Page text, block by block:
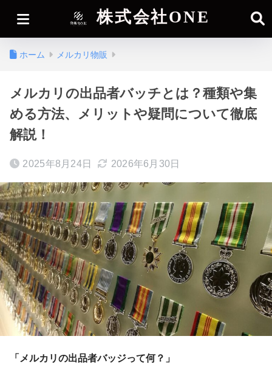
株式会社ONE
ホーム メルカリ物販
メルカリの出品者バッチとは？種類や集
める方法、メリットや疑問について徹底
解説！
2025年8月24日 2026年6月30日
「メルカリの出品者バッジって何？」